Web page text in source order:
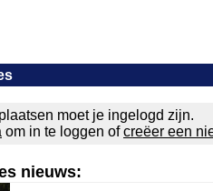
moet je ingelogd zijn.
om in te loggen ofcreëer een
nieuws: